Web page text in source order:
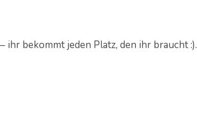
ihr bekommt jeden Platz, den ihr braucht :).